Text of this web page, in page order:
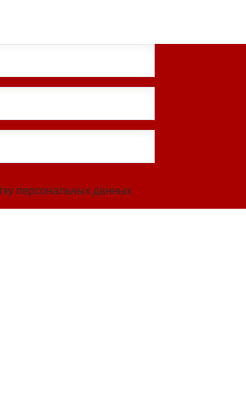
персональных данных